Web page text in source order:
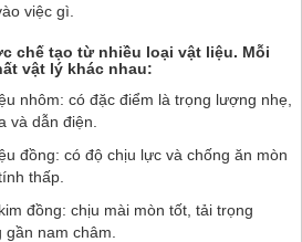
việc gì.
chế tạo từ nhiều loại vật liệu. Mỗi
vật lý khác nhau:
nhôm: có đặc điểm là trọng lượng nhẹ,
và dẫn điện.
đồng: có độ chịu lực và chống ăn mòn
thấp.
đồng: chịu mài mòn tốt, tải trọng
nam châm.